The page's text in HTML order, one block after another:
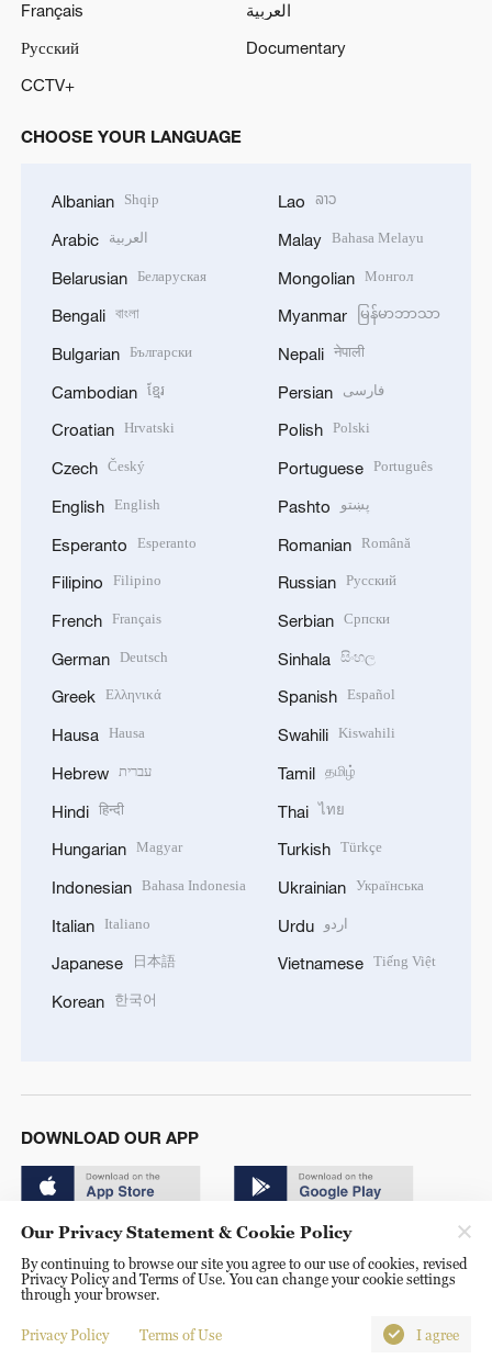
Français
العربية
Русский
Documentary
CCTV+
CHOOSE YOUR LANGUAGE
Albanian Shqip
Arabic العربية
Belarusian Беларуская
Bengali বাংলা
Bulgarian Български
Cambodian ខ្មែរ
Croatian Hrvatski
Czech Český
English English
Esperanto Esperanto
Filipino Filipino
French Français
German Deutsch
Greek Ελληνικά
Hausa Hausa
Hebrew עברית
Hindi हिन्दी
Hungarian Magyar
Indonesian Bahasa Indonesia
Italian Italiano
Japanese 日本語
Korean 한국어
Lao ລາວ
Malay Bahasa Melayu
Mongolian Монгол
Myanmar မြန်မာဘာသာ
Nepali नेपाली
Persian فارسی
Polish Polski
Portuguese Português
Pashto پښتو
Romanian Română
Russian Русский
Serbian Српски
Sinhala සිංහල
Spanish Español
Swahili Kiswahili
Tamil தமிழ்
Thai ไทย
Turkish Türkçe
Ukrainian Українська
Urdu اردو
Vietnamese Tiếng Việt
DOWNLOAD OUR APP
© China Radio International.CRI. All Rights Reserved. 16A
Shijingshan Road, Beijing, China. 100040
Our Privacy Statement & Cookie Policy
By continuing to browse our site you agree to our use of cookies, revised
Privacy Policy and Terms of Use. You can change your cookie settings
through your browser.
Privacy Policy Terms of Use I agree